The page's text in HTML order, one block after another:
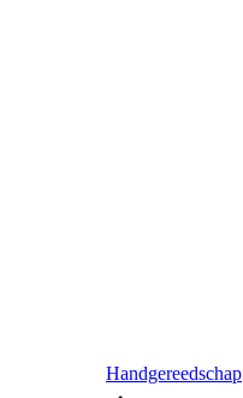
Handgereedschap